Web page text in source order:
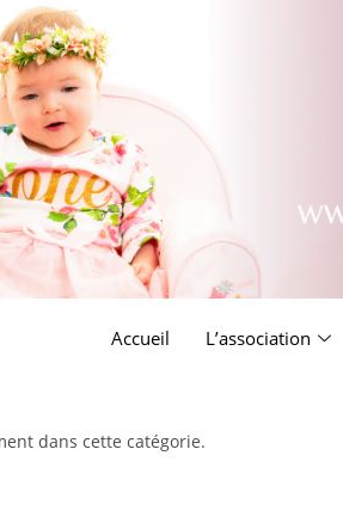
Accueil L’association
dans cette catégorie.